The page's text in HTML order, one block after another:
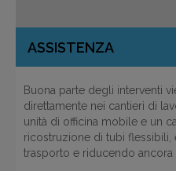
ASSISTENZA
Buona parte degli interventi
direttamente nei cantieri di
unità di officina mobile e un
ricostruzione di tubi
trasporto e riducendo ancora